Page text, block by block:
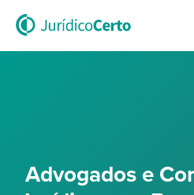
Advogados e